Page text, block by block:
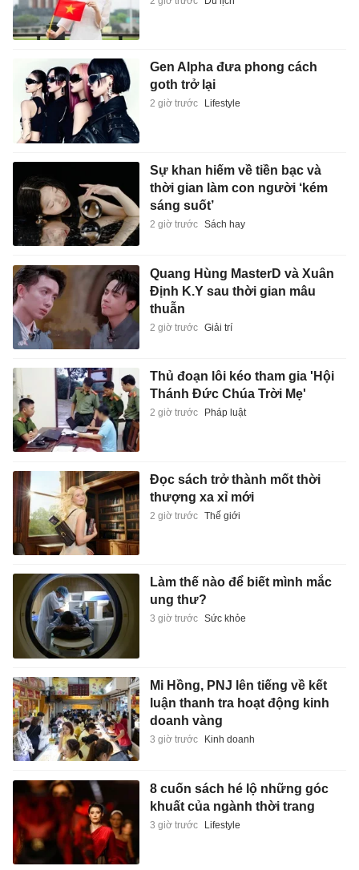
Gen Alpha đưa phong cách
goth trở lại
2 giờ trước Lifestyle
Sự khan hiếm về tiền bạc và
thời gian làm con người ‘kém
sáng suốt’
2 giờ trước Sách hay
Quang Hùng MasterD và Xuân
Định K.Y sau thời gian mâu
thuẫn
2 giờ trước Giải trí
Thủ đoạn lôi kéo tham gia 'Hội
Thánh Đức Chúa Trời Mẹ'
2 giờ trước Pháp luật
Đọc sách trở thành mốt thời
thượng xa xỉ mới
2 giờ trước Thế giới
Làm thế nào để biết mình mắc
ung thư?
3 giờ trước Sức khỏe
Mi Hồng, PNJ lên tiếng về kết
luận thanh tra hoạt động kinh
doanh vàng
3 giờ trước Kinh doanh
8 cuốn sách hé lộ những góc
khuất của ngành thời trang
3 giờ trước Lifestyle